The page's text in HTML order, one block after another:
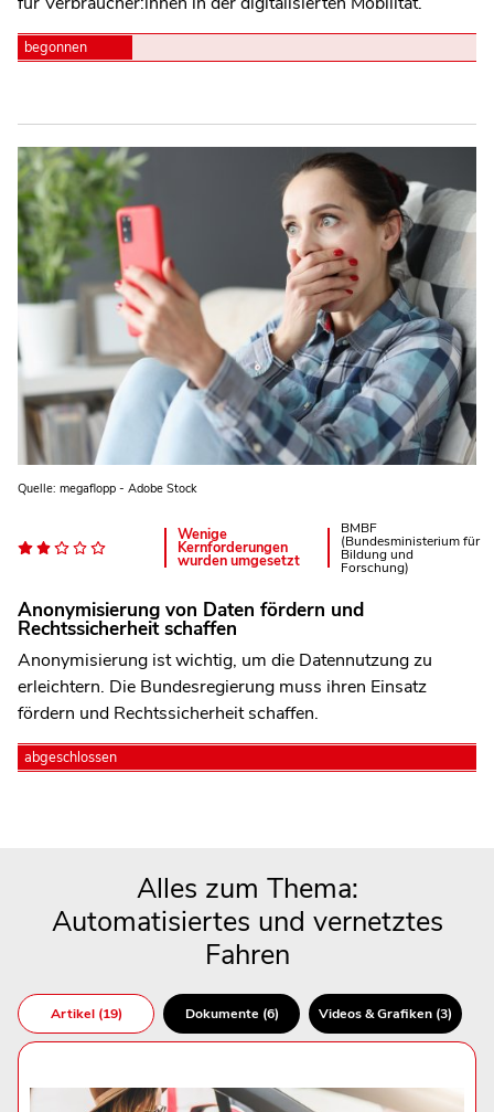
begonnen
Quelle: megaflopp - Adobe Stock
Wenige
Kernforderungen
wurden umgesetzt
BMBF
(Bundesministerium für
Bildung und
Forschung)
Anonymisierung von Daten fördern und
Rechtssicherheit schaffen
Anonymisierung ist wichtig, um die Datennutzung zu
erleichtern. Die Bundesregierung muss ihren Einsatz
fördern und Rechtssicherheit schaffen.
abgeschlossen
Alles zum Thema:
Automatisiertes und vernetztes
Fahren
Artikel (19) Dokumente (6) Videos & Grafiken (3)